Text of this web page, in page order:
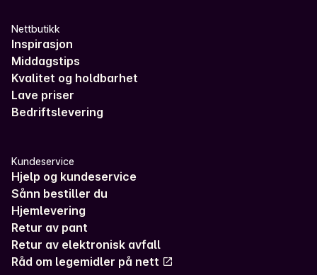
Nettbutikk
Inspirasjon
Middagstips
Kvalitet og holdbarhet
Lave priser
Bedriftslevering
Kundeservice
Hjelp og kundeservice
Sånn bestiller du
Hjemlevering
Retur av pant
Retur av elektronisk avfall
Råd om legemidler på nett